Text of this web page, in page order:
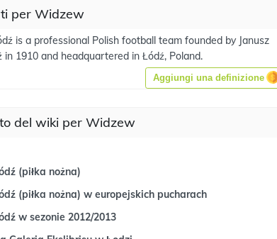
per Widzew
is a professional Polish football team founded by Janusz
in 1910 and headquartered in Łódź, Poland.
Aggiungi una definizione
del wiki per Widzew
(piłka nożna)
(piłka nożna) w europejskich pucharach
w sezonie 2012/2013